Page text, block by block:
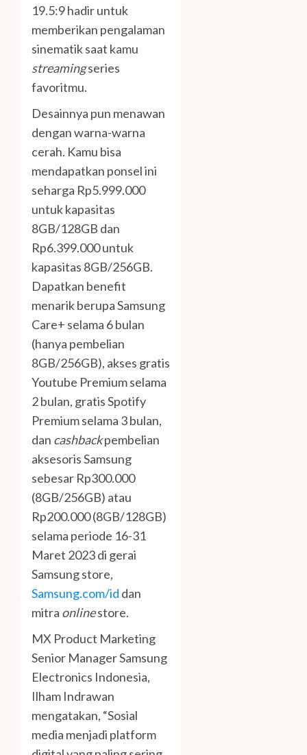
19.5:9 hadir untuk
memberikan pengalaman
sinematik saat kamu
streamingseries
favoritmu.
Desainnya pun menawan
dengan warna-warna
cerah. Kamu bisa
mendapatkan ponsel ini
seharga Rp5.999.000
untuk kapasitas
8GB/128GB dan
Rp6.399.000 untuk
kapasitas 8GB/256GB.
Dapatkan benefit
menarik berupa Samsung
Care+ selama 6 bulan
(hanya pembelian
8GB/256GB), akses gratis
Youtube Premium selama
2 bulan, gratis Spotify
Premium selama 3 bulan,
dan cashbackpembelian
aksesoris Samsung
sebesar Rp300.000
(8GB/256GB) atau
Rp200.000 (8GB/128GB)
selama periode 16-31
Maret 2023 di gerai
Samsung store,
Samsung.com/id dan
mitra onlinestore.
MX Product Marketing
Senior Manager Samsung
Electronics Indonesia,
Ilham Indrawan
mengatakan, “Sosial
media menjadi platform